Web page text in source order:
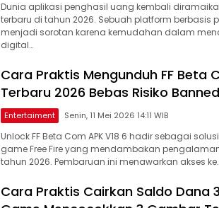
Dunia aplikasi penghasil uang kembali
terbaru di tahun 2026. Sebuah platform berbasis
menjadi sorotan karena kemudahan dalam
digital…
Cara Praktis Mengunduh FF Beta
Terbaru 2026 Bebas Risiko Banned
Entertaiment Senin, 11 Mei 2026 14:11 WIB
Unlock FF Beta Com APK V18 6 hadir sebagai
game Free Fire yang mendambakan
tahun 2026. Pembaruan ini menawarkan akses
Cara Praktis Cairkan Saldo Dana